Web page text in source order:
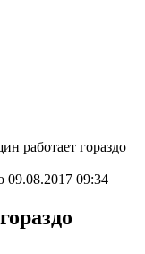
работает гораздо
09.08.2017 09:34